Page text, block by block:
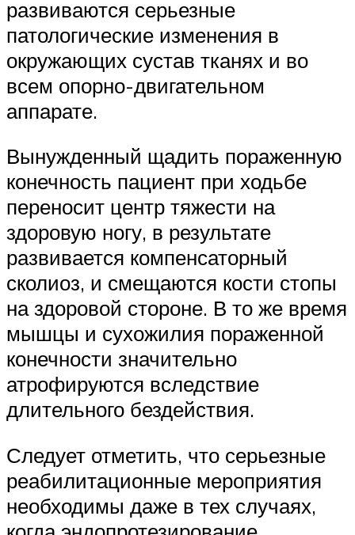
развиваются серьезные
патологические изменения в
окружающих сустав тканях и во
всем опорно-двигательном
аппарате.
Вынужденный щадить пораженную
конечность пациент при ходьбе
переносит центр тяжести на
здоровую ногу, в результате
развивается компенсаторный
сколиоз, и смещаются кости стопы
на здоровой стороне. В то же время
мышцы и сухожилия пораженной
конечности значительно
атрофируются вследствие
длительного бездействия.
Следует отметить, что серьезные
реабилитационные мероприятия
необходимы даже в тех случаях,